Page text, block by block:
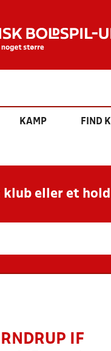
KAMP FIND
klub eller et hold
IF